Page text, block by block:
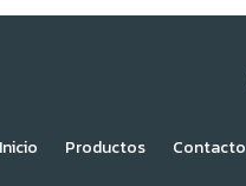
Inicio Productos Contacto